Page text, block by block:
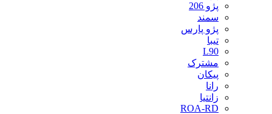
پژو 206
سمند
پژو پارس
تیبا
L90
مشترک
پیکان
رانا
زانتیا
ROA-RD